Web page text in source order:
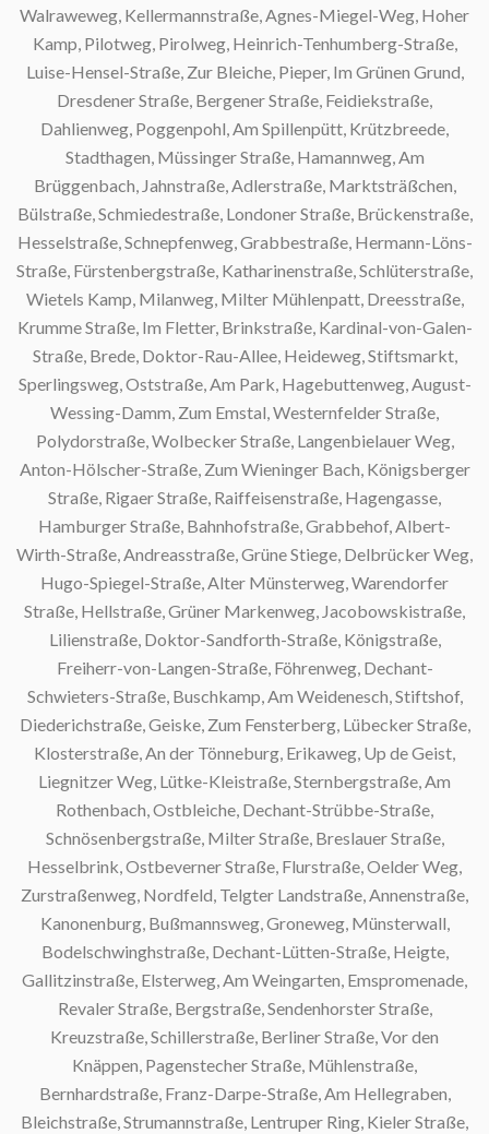
Walraweweg, Kellermannstraße, Agnes-Miegel-Weg, Hoher
Kamp, Pilotweg, Pirolweg, Heinrich-Tenhumberg-Straße,
Luise-Hensel-Straße, Zur Bleiche, Pieper, Im Grünen Grund,
Dresdener Straße, Bergener Straße, Feidiekstraße,
Dahlienweg, Poggenpohl, Am Spillenpütt, Krützbreede,
Stadthagen, Müssinger Straße, Hamannweg, Am
Brüggenbach, Jahnstraße, Adlerstraße, Marktsträßchen,
Bülstraße, Schmiedestraße, Londoner Straße, Brückenstraße,
Hesselstraße, Schnepfenweg, Grabbestraße, Hermann-Löns-
Straße, Fürstenbergstraße, Katharinenstraße, Schlüterstraße,
Wietels Kamp, Milanweg, Milter Mühlenpatt, Dreesstraße,
Krumme Straße, Im Fletter, Brinkstraße, Kardinal-von-Galen-
Straße, Brede, Doktor-Rau-Allee, Heideweg, Stiftsmarkt,
Sperlingsweg, Oststraße, Am Park, Hagebuttenweg, August-
Wessing-Damm, Zum Emstal, Westernfelder Straße,
Polydorstraße, Wolbecker Straße, Langenbielauer Weg,
Anton-Hölscher-Straße, Zum Wieninger Bach, Königsberger
Straße, Rigaer Straße, Raiffeisenstraße, Hagengasse,
Hamburger Straße, Bahnhofstraße, Grabbehof, Albert-
Wirth-Straße, Andreasstraße, Grüne Stiege, Delbrücker Weg,
Hugo-Spiegel-Straße, Alter Münsterweg, Warendorfer
Straße, Hellstraße, Grüner Markenweg, Jacobowskistraße,
Lilienstraße, Doktor-Sandforth-Straße, Königstraße,
Freiherr-von-Langen-Straße, Föhrenweg, Dechant-
Schwieters-Straße, Buschkamp, Am Weidenesch, Stiftshof,
Diederichstraße, Geiske, Zum Fensterberg, Lübecker Straße,
Klosterstraße, An der Tönneburg, Erikaweg, Up de Geist,
Liegnitzer Weg, Lütke-Kleistraße, Sternbergstraße, Am
Rothenbach, Ostbleiche, Dechant-Strübbe-Straße,
Schnösenbergstraße, Milter Straße, Breslauer Straße,
Hesselbrink, Ostbeverner Straße, Flurstraße, Oelder Weg,
Zurstraßenweg, Nordfeld, Telgter Landstraße, Annenstraße,
Kanonenburg, Bußmannsweg, Groneweg, Münsterwall,
Bodelschwinghstraße, Dechant-Lütten-Straße, Heigte,
Gallitzinstraße, Elsterweg, Am Weingarten, Emspromenade,
Revaler Straße, Bergstraße, Sendenhorster Straße,
Kreuzstraße, Schillerstraße, Berliner Straße, Vor den
Knäppen, Pagenstecher Straße, Mühlenstraße,
Bernhardstraße, Franz-Darpe-Straße, Am Hellegraben,
Bleichstraße, Strumannstraße, Lentruper Ring, Kieler Straße,